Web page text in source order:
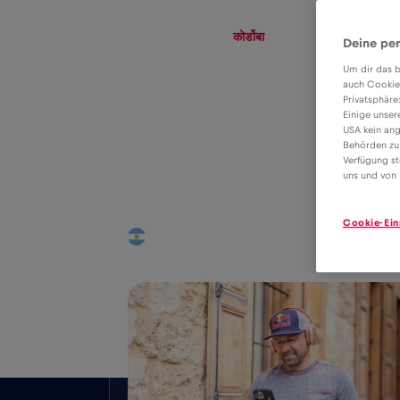
कोर्डोबा
4€
Deine
Um dir das
auch
Einige
USA kein
Behörden
Verfügung
uns und von
Cookie-